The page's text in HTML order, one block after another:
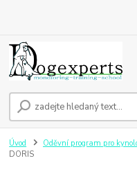
Úvod Oděvní program pro
DORIS